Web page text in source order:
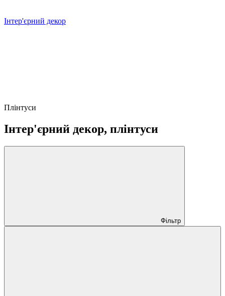
Інтер'єрний декор
Плінтуси
Інтер'єрний декор, плінтуси
Фільтр